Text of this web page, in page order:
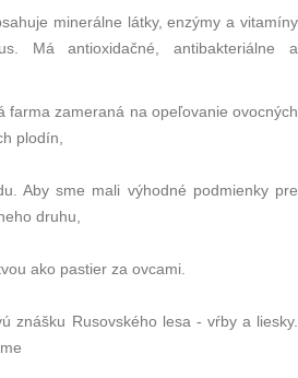
minerálne látky, enzýmy a vitamíny
Má antioxidačné, antibakteriálne a
farma zameraná na opeľovanie ovocných
plodín,
Aby sme mali výhodné podmienky pre
druhu,
ako pastier za ovcami.
znášku Rusovského lesa - vŕby a liesky.